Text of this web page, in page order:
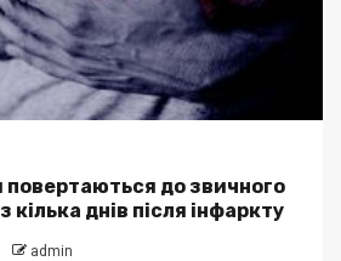
повертаються до звичного
днів після інфаркту
admin